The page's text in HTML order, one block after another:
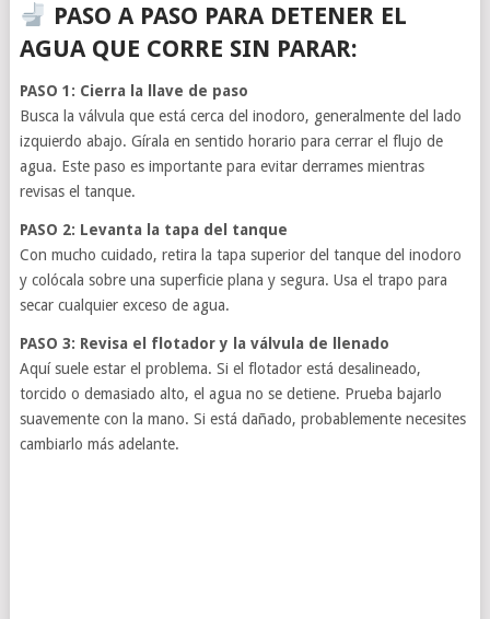
PASO A PASO PARA DETENER EL
AGUA QUE CORRE SIN PARAR:
PASO 1: Cierra la llave de paso
Busca la válvula que está cerca del inodoro, generalmente del lado
izquierdo abajo. Gírala en sentido horario para cerrar el flujo de
agua. Este paso es importante para evitar derrames mientras
revisas el tanque.
PASO 2: Levanta la tapa del tanque
Con mucho cuidado, retira la tapa superior del tanque del inodoro
y colócala sobre una superficie plana y segura. Usa el trapo para
secar cualquier exceso de agua.
PASO 3: Revisa el flotador y la válvula de llenado
Aquí suele estar el problema. Si el flotador está desalineado,
torcido o demasiado alto, el agua no se detiene. Prueba bajarlo
suavemente con la mano. Si está dañado, probablemente necesites
cambiarlo más adelante.